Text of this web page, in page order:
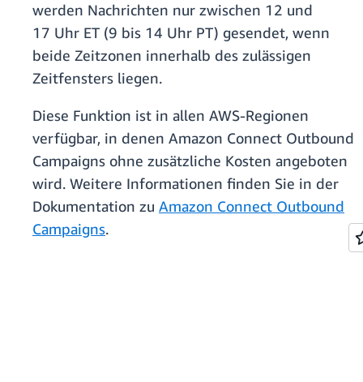
werden Nachrichten nur zwischen 12 und
17 Uhr ET (9 bis 14 Uhr PT) gesendet, wenn
beide Zeitzonen innerhalb des zulässigen
Zeitfensters liegen.
Diese Funktion ist in allen AWS-Regionen
verfügbar, in denen Amazon Connect Outbound
Campaigns ohne zusätzliche Kosten angeboten
wird. Weitere Informationen finden Sie in der
Dokumentation zu Amazon Connect Outbound
Campaigns.